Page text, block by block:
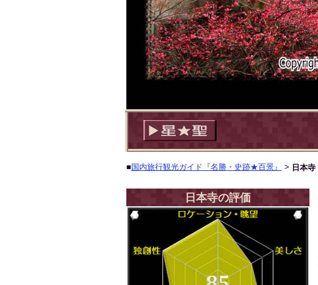
■ 国内旅行観光ガイド『名勝・史跡★百景』 > 日本寺
日本寺の評価